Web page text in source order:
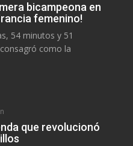
bicampeona en
femenino!
54 minutos y 51
como la
que revolucionó